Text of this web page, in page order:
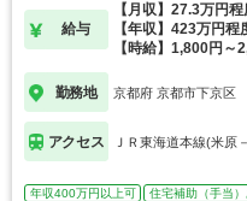
給与
【月収】27.3万円程
【年収】423万円程
【時給】1,800円～
勤務地 京都府 京都市下京区
アクセス ＪＲ東海道本線(米原
年収400万円以上可 住宅補助（手当）